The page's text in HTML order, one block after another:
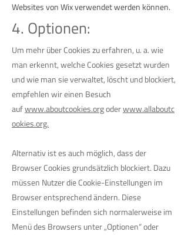
Websites von Wix verwendet werden können.
4. Optionen:
Um mehr über Cookies zu erfahren, u. a. wie
man erkennt, welche Cookies gesetzt wurden
und wie man sie verwaltet, löscht und blockiert,
empfehlen wir einen Besuch
aufwww.aboutcookies.orgoderwww.allaboutc
ookies.org.
Alternativ ist es auch möglich, dass der
Browser Cookies grundsätzlich blockiert. Dazu
müssen Nutzer die Cookie-Einstellungen im
Browser entsprechend ändern. Diese
Einstellungen befinden sich normalerweise im
Menü des Browsers unter „Optionen“ oder